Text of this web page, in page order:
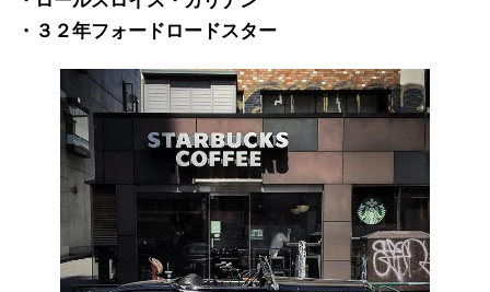
・３２年フォードロードスター